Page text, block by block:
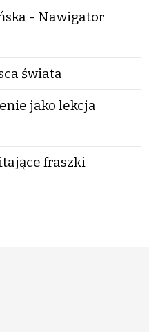
- Nawigator
świata
jako lekcja
fraszki